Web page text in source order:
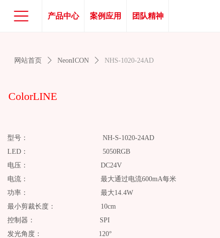
产品中心 案例应用 团队精神
ColorLINE
型号： NH-S-1020-24AD
LED： 5050RGB
电压： DC24V
电流： 最大通过电流600mA每米
功率： 最大14.4W
最小剪裁长度： 10cm
控制器： SPI
发光角度： 120°
网站首页 ꄲ NeonICON ꄲ NHS-1020-24AD